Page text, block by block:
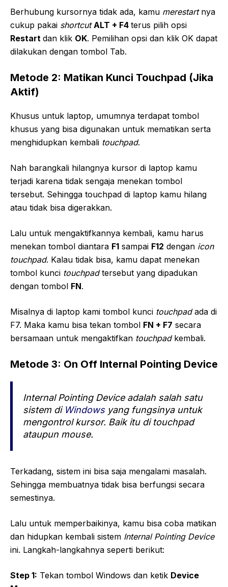
Berhubung kursornya tidak ada, kamu merestartnya
cukup pakai shortcutALT + F4 terus pilih opsi
Restart dan klik OK. Pemilihan opsi dan klik OK dapat
dilakukan dengan tombol Tab.
Metode 2: Matikan Kunci Touchpad (Jika
Aktif)
Khusus untuk laptop, umumnya terdapat tombol
khusus yang bisa digunakan untuk mematikan serta
menghidupkan kembali touchpad.
Nah barangkali hilangnya kursor di laptop kamu
terjadi karena tidak sengaja menekan tombol
tersebut. Sehingga touchpad di laptop kamu hilang
atau tidak bisa digerakkan.
Lalu untuk mengaktifkannya kembali, kamu harus
menekan tombol diantara F1 sampai F12 dengan icon
touchpad. Kalau tidak bisa, kamu dapat menekan
tombol kunci touchpadtersebut yang dipadukan
dengan tombol FN.
Misalnya di laptop kami tombol kunci touchpadada di
F7. Maka kamu bisa tekan tombol FN + F7 secara
bersamaan untuk mengaktifkan touchpadkembali.
Metode 3: On Off Internal Pointing Device
Internal Pointing Deviceadalah salah satu
sistem di Windows yang fungsinya untuk
mengontrol kursor. Baik itu ditouchpad
ataupun mouse.
Terkadang, sistem ini bisa saja mengalami masalah.
Sehingga membuatnya tidak bisa berfungsi secara
semestinya.
Lalu untuk memperbaikinya, kamu bisa coba matikan
dan hidupkan kembali sistem Internal Pointing Device
ini. Langkah-langkahnya seperti berikut:
Step 1: Tekan tombol Windows dan ketik Device